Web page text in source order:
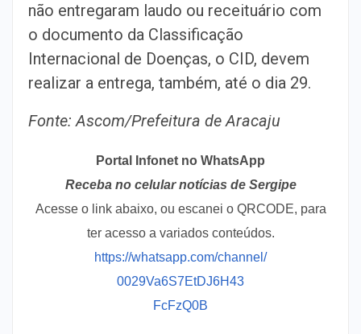
não entregaram laudo ou receituário com
o documento da Classificação
Internacional de Doenças, o CID, devem
realizar a entrega, também, até o dia 29.
Fonte: Ascom/Prefeitura de Aracaju
Portal Infonet no WhatsApp
Receba no celular notícias de Sergipe
Acesse o link abaixo, ou escanei o QRCODE, para
ter acesso a variados conteúdos.
https://whatsapp.com/channel/
0029Va6S7EtDJ6H43
FcFzQ0B